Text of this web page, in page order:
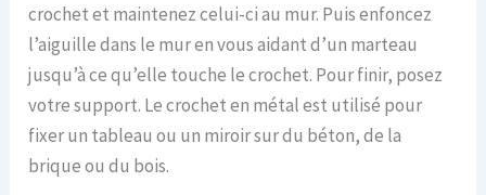
crochet et maintenez celui-ci au mur. Puis enfoncez
l’aiguille dans le mur en vous aidant d’un marteau
jusqu’à ce qu’elle touche le crochet. Pour finir, posez
votre support. Le crochet en métal est utilisé pour
fixer un tableau ou un miroir sur du béton, de la
brique ou du bois.